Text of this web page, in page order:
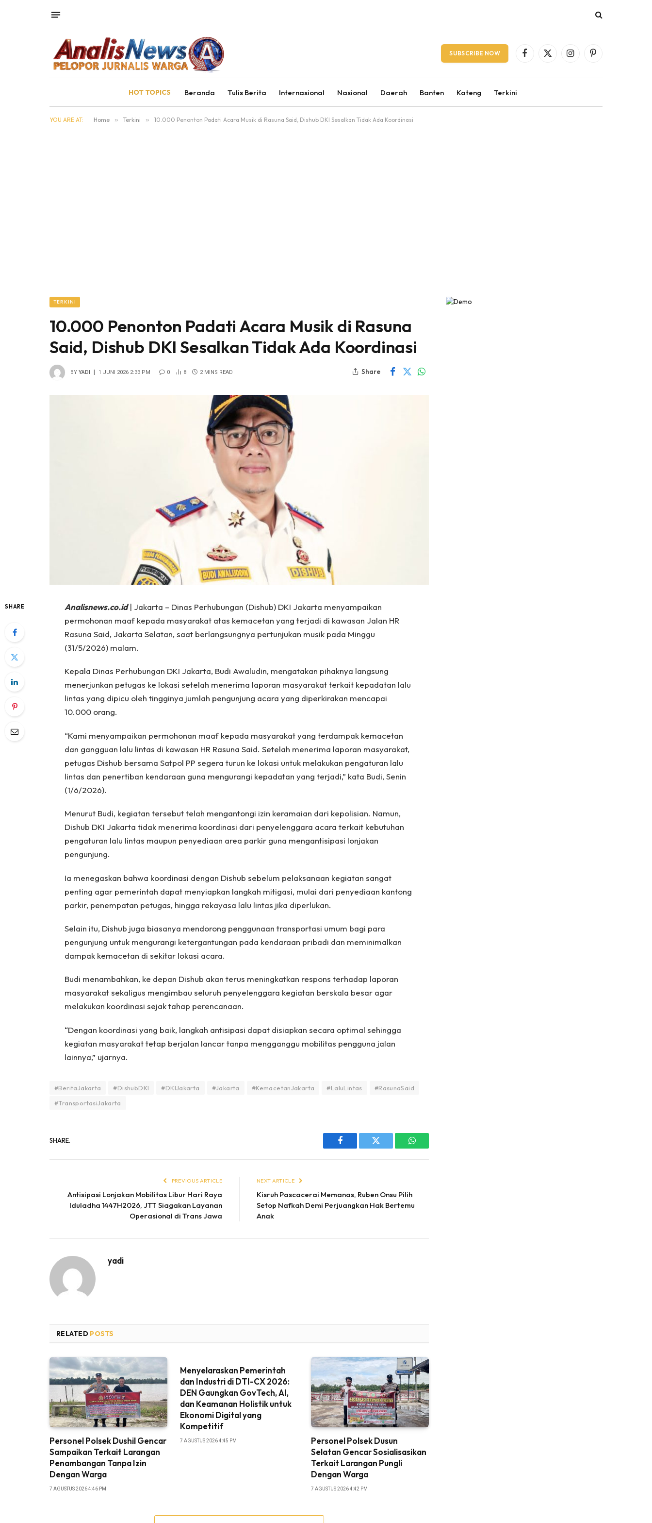
SUBSCRIBE NOW Facebook
X
InstagramPinterest
HOT TOPICS Beranda Tulis Berita Internasional Nasional Daerah Banten Kateng Terkini
YOU ARE AT: Home » Terkini » 10.000 Penonton Padati Acara Musik di Rasuna Said, Dishub DKI Sesalkan Tidak Ada Koordinasi
TERKINI
10.000 Penonton Padati Acara Musik di Rasuna
Said, Dishub DKI Sesalkan Tidak Ada Koordinasi
BY YADI 1 JUNI 2026 2:33 PM 0 8 2 MINS READ Share
SHARE Analisnews.co.id| Jakarta – Dinas Perhubungan (Dishub) DKI Jakarta menyampaikan
permohonan maaf kepada masyarakat atas kemacetan yang terjadi di kawasan Jalan HR
Rasuna Said, Jakarta Selatan, saat berlangsungnya pertunjukan musik pada Minggu
(31/5/2026) malam.
Kepala Dinas Perhubungan DKI Jakarta, Budi Awaludin, mengatakan pihaknya langsung
menerjunkan petugas ke lokasi setelah menerima laporan masyarakat terkait kepadatan lalu
lintas yang dipicu oleh tingginya jumlah pengunjung acara yang diperkirakan mencapai
10.000 orang.
“Kami menyampaikan permohonan maaf kepada masyarakat yang terdampak kemacetan
dan gangguan lalu lintas di kawasan HR Rasuna Said. Setelah menerima laporan masyarakat,
petugas Dishub bersama Satpol PP segera turun ke lokasi untuk melakukan pengaturan lalu
lintas dan penertiban kendaraan guna mengurangi kepadatan yang terjadi,” kata Budi, Senin
(1/6/2026).
Menurut Budi, kegiatan tersebut telah mengantongi izin keramaian dari kepolisian. Namun,
Dishub DKI Jakarta tidak menerima koordinasi dari penyelenggara acara terkait kebutuhan
pengaturan lalu lintas maupun penyediaan area parkir guna mengantisipasi lonjakan
pengunjung.
Ia menegaskan bahwa koordinasi dengan Dishub sebelum pelaksanaan kegiatan sangat
penting agar pemerintah dapat menyiapkan langkah mitigasi, mulai dari penyediaan kantong
parkir, penempatan petugas, hingga rekayasa lalu lintas jika diperlukan.
Selain itu, Dishub juga biasanya mendorong penggunaan transportasi umum bagi para
pengunjung untuk mengurangi ketergantungan pada kendaraan pribadi dan meminimalkan
dampak kemacetan di sekitar lokasi acara.
Budi menambahkan, ke depan Dishub akan terus meningkatkan respons terhadap laporan
masyarakat sekaligus mengimbau seluruh penyelenggara kegiatan berskala besar agar
melakukan koordinasi sejak tahap perencanaan.
“Dengan koordinasi yang baik, langkah antisipasi dapat disiapkan secara optimal sehingga
kegiatan masyarakat tetap berjalan lancar tanpa mengganggu mobilitas pengguna jalan
lainnya,” ujarnya.
#BeritaJakarta #DishubDKI #DKIJakarta #Jakarta #KemacetanJakarta #LaluLintas
#RasunaSaid
#TransportasiJakarta
SHARE.
Facebook Twitter WhatsApp
PREVIOUS ARTICLE
Antisipasi Lonjakan Mobilitas Libur Hari Raya
Iduladha 1447H2026, JTT Siagakan Layanan
Operasional di Trans Jawa
NEXT ARTICLE
Kisruh Pascacerai Memanas, Ruben Onsu Pilih
Setop Nafkah Demi Perjuangkan Hak Bertemu
Anak
yadi
RELATED POSTS
Personel Polsek Dushil Gencar
Sampaikan Terkait Larangan
Penambangan Tanpa Izin
Dengan Warga
7 AGUSTUS 2026 4:46 PM
Menyelaraskan Pemerintah
dan Industri di DTI-CX 2026:
DEN Gaungkan GovTech, AI,
dan Keamanan Holistik untuk
Ekonomi Digital yang
Kompetitif
7 AGUSTUS 2026 4:45 PM
Personel Polsek Dusun
Selatan Gencar Sosialisasikan
Terkait Larangan Pungli
Dengan Warga
7 AGUSTUS 2026 4:42 PM